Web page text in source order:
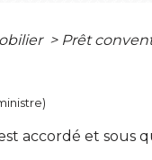
> Prêt
accordé et sous